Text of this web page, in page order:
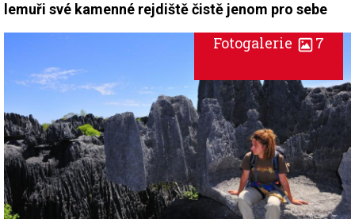
lemuři své kamenné rejdiště čistě jenom pro sebe
Fotogalerie 7